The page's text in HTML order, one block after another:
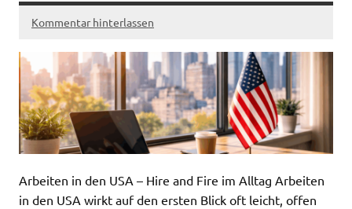
Kommentar hinterlassen
Arbeiten in den USA – Hire and Fire im Alltag Arbeiten
in den USA wirkt auf den ersten Blick oft leicht, offen